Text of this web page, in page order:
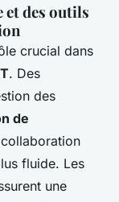
et des outils
crucial dans
. Des
des
de
fluide. Les
une